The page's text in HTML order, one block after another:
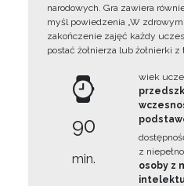
narodowych. Gra zawiera
myśl powiedzenia „W
zakończenie zajęć każdy
postać żołnierza lub żołnierki
90
min.
wiek
z
osoby z